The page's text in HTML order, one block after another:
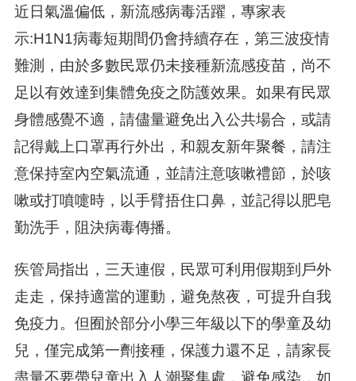
近日氣溫偏低，新流感病毒活躍，專家表
示:H1N1病毒短期間仍會持續存在，第三波疫情
難測，由於多數民眾仍未接種新流感疫苗，尚不
足以有效達到集體免疫之防護效果。如果有民眾
身體感覺不適，請儘量避免出入公共場合，或請
記得戴上口罩再行外出，和親友新年聚餐，請注
意保持室內空氣流通，並請注意咳嗽禮節，於咳
嗽或打噴嚏時，以手臂捂住口鼻，並記得以肥皂
勤洗手，阻決病毒傳播。
疾管局指出，三天連假，民眾可利用假期到戶外
走走，保持適當的運動，避免熬夜，可提升自我
免疫力。但囿於部分小學三年級以下的學童及幼
兒，僅完成第一劑接種，保護力還不足，請家長